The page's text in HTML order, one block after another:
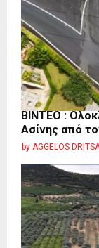
ΒΙΝΤΕΟ :
Ασίνης από
by AGGELOS